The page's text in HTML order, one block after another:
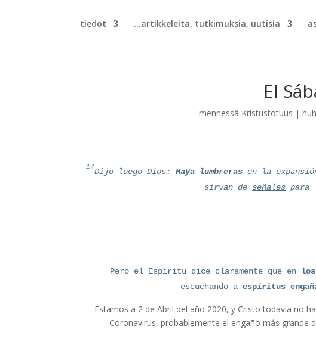
artikkeleita, tutkimuksia, uutisia...
tiedot
El
mennessä Kristustotuus |
14Dijo luego Dios:Haya lumbreras en la
sirvan deseñales para
Pero el Espíritu dice claramente que en
escuchando aespíritus
Estamos a 2 de Abril del año 2020, y Cristo todavía no
Coronavirus, probablemente el engaño más